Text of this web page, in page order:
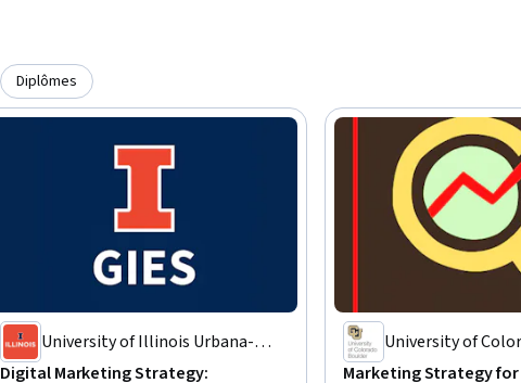
Diplômes
University of Illinois Urbana-
Champaign
Digital Marketing Strategy:
University of
Marketing Strategy for